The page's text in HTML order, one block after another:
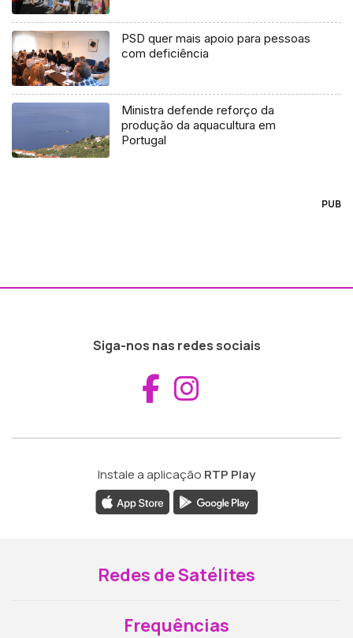
PSD quer mais apoio para pessoas
com deficiência
Ministra defende reforço da
produção da aquacultura em
Portugal
PUB
Siga-nos nas redes sociais
Aceder ao
Instale a aplicação RTP Play
Redes de Satélites
Frequências